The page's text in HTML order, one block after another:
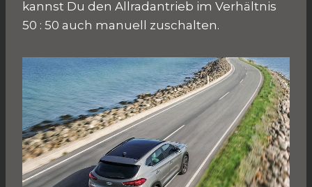
kannst Du den Allradantrieb im Verhältnis
50 : 50 auch manuell zuschalten.